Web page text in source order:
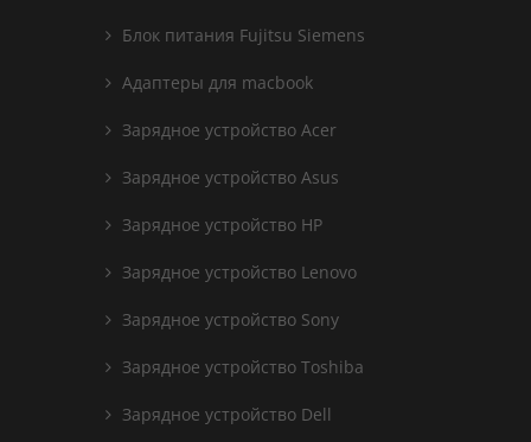
Блок питания Fujitsu Siemens
Адаптеры для macbook
Зарядное устройство Acer
Зарядное устройство Asus
Зарядное устройство HP
Зарядное устройство Lenovo
Зарядное устройство Sony
Зарядное устройство Toshiba
Зарядное устройство Dell